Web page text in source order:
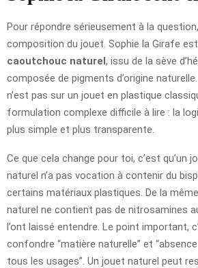
Pour répondre sérieusement à la
composition du jouet. Sophie la Girafe
caoutchouc naturel, issu de la sève
composée de pigments d’origine
n’est pas sur un jouet en plastique
formulation complexe difficile à lire : la
plus simple et plus transparente.
Ce que cela change pour toi, c’est qu’un
naturel n’a pas vocation à contenir du
certains matériaux plastiques. De la
naturel ne contient pas de nitrosamines
l’ont laissé entendre. Le point important,
confondre “matière naturelle” et
tous les usages”. Un jouet naturel peut